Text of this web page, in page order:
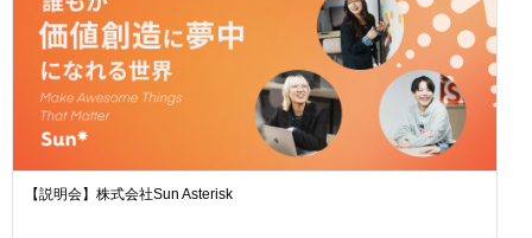
【説明会】株式会社Sun Asterisk